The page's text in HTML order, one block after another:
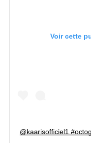
Voir cette
@kaarisofficiel1